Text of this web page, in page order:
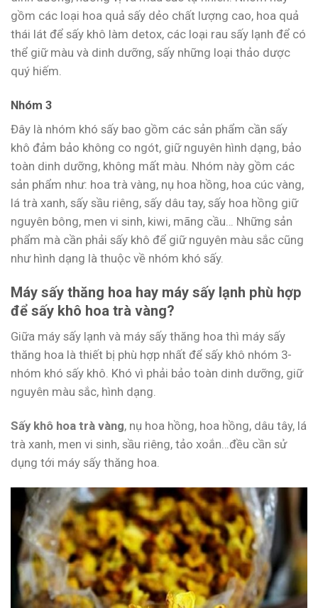
gồm các loại hoa quả sấy dẻo chất lượng cao, hoa quả
thái lát để sấy khô làm detox, các loại rau sấy lạnh để có
thể giữ màu và dinh dưỡng, sấy những loại thảo dược
quý hiếm.
Nhóm 3
Đây là nhóm khó sấy bao gồm các sản phẩm cần sấy
khô đảm bảo không co ngót, giữ nguyên hình dạng, bảo
toàn dinh dưỡng, không mất màu. Nhóm này gồm các
sản phẩm như: hoa trà vàng, nụ hoa hồng, hoa cúc vàng,
lá trà xanh, sấy sầu riêng, sấy dâu tay, sấy hoa hồng giữ
nguyên bông, men vi sinh, kiwi, mãng cầu… Những sản
phẩm mà cần phải sấy khô để giữ nguyên màu sắc cũng
như hình dạng là thuộc về nhóm khó sấy.
Máy sấy thăng hoa hay máy sấy lạnh phù hợp
để sấy khô hoa trà vàng?
Giữa máy sấy lạnh và máy sấy thăng hoa thì máy sấy
thăng hoa là thiết bị phù hợp nhất để sấy khô nhóm 3-
nhóm khó sấy khô. Khó vì phải bảo toàn dinh dưỡng, giữ
nguyên màu sắc, hình dạng.
Sấy khô hoa trà vàng, nụ hoa hồng, hoa hồng, dâu tây, lá
trà xanh, men vi sinh, sầu riêng, tảo xoắn…đều cần sử
dụng tới máy sấy thăng hoa.